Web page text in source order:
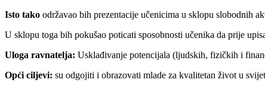
Isto tako održavao bih prezentacije učenicima u sklopu slobodnih
U sklopu toga bih pokušao poticati sposobnosti učenika da prije
Uloga ravnatelja: Usklađivanje potencijala (ljudskih, fizičkih i
Opći ciljevi: su odgojiti i obrazovati mlade za kvalitetan život u